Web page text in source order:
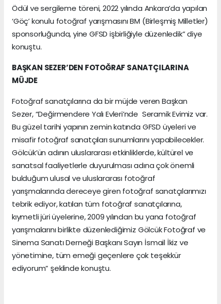
Ödül ve sergileme töreni, 2022 yılında Ankara’da yapılan
‘Göç’ konulu fotoğraf yarışmasını BM (Birleşmiş Milletler)
sponsorluğunda, yine GFSD işbirliğiyle düzenledik” diye
konuştu.
BAŞKAN SEZER’DEN FOTOĞRAF SANATÇILARINA
MÜJDE
Fotoğraf sanatçılarına da bir müjde veren Başkan
Sezer, “Değirmendere Yalı Evleri’nde Seramik Evimiz var.
Bu güzel tarihi yapının zemin katında GFSD üyeleri ve
misafir fotoğraf sanatçıları sunumlarını yapabilecekler.
Gölcük’ün adının uluslararası etkinliklerde, kültürel ve
sanatsal faaliyetlerle duyurulması adına çok önemli
bulduğum ulusal ve uluslararası fotoğraf
yarışmalarında dereceye giren fotoğraf sanatçılarımızı
tebrik ediyor, katılan tüm fotoğraf sanatçılarına,
kıymetli jüri üyelerine, 2009 yılından bu yana fotoğraf
yarışmalarını birlikte düzenlediğimiz Gölcük Fotoğraf ve
Sinema Sanatı Derneği Başkanı Sayın İsmail İkiz ve
yönetimine, tüm emeği geçenlere çok teşekkür
ediyorum” şeklinde konuştu.